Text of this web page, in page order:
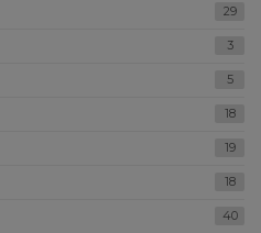
29
3
5
18
19
18
40